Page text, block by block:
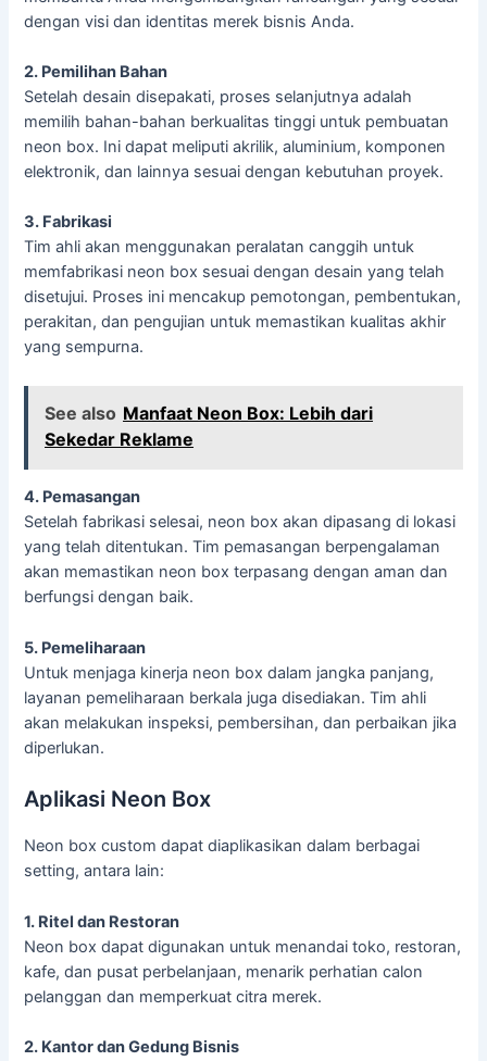
dengan visi dan identitas merek bisnis Anda.
2. Pemilihan Bahan
Setelah desain disepakati, proses selanjutnya adalah
memilih bahan-bahan berkualitas tinggi untuk pembuatan
neon box. Ini dapat meliputi akrilik, aluminium, komponen
elektronik, dan lainnya sesuai dengan kebutuhan proyek.
3. Fabrikasi
Tim ahli akan menggunakan peralatan canggih untuk
memfabrikasi neon box sesuai dengan desain yang telah
disetujui. Proses ini mencakup pemotongan, pembentukan,
perakitan, dan pengujian untuk memastikan kualitas akhir
yang sempurna.
See also Manfaat Neon Box: Lebih dari
Sekedar Reklame
4. Pemasangan
Setelah fabrikasi selesai, neon box akan dipasang di lokasi
yang telah ditentukan. Tim pemasangan berpengalaman
akan memastikan neon box terpasang dengan aman dan
berfungsi dengan baik.
5. Pemeliharaan
Untuk menjaga kinerja neon box dalam jangka panjang,
layanan pemeliharaan berkala juga disediakan. Tim ahli
akan melakukan inspeksi, pembersihan, dan perbaikan jika
diperlukan.
Aplikasi Neon Box
Neon box custom dapat diaplikasikan dalam berbagai
setting, antara lain:
1. Ritel dan Restoran
Neon box dapat digunakan untuk menandai toko, restoran,
kafe, dan pusat perbelanjaan, menarik perhatian calon
pelanggan dan memperkuat citra merek.
2. Kantor dan Gedung Bisnis